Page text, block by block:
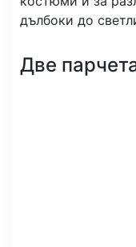
дълбоки до
Две